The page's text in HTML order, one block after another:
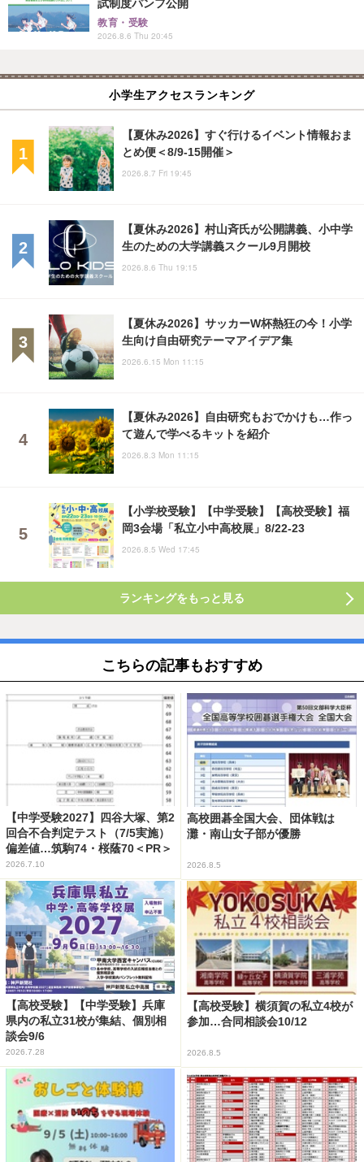
試制度パンフ公開
教育・受験
2026.8.6 Thu 20:45
小学生アクセスランキング
【夏休み2026】すぐ行けるイベント情報おま
とめ便＜8/9-15開催＞
2026.8.7 Fri 19:45
【夏休み2026】村山斉氏が公開講義、小中学
生のための大学講義スクール9月開校
2026.8.6 Thu 19:15
【夏休み2026】サッカーW杯熱狂の今！小学
生向け自由研究テーマアイデア集
2026.6.15 Mon 11:15
【夏休み2026】自由研究もおでかけも…作っ
て遊んで学べるキットを紹介
2026.8.3 Mon 11:15
【小学校受験】【中学受験】【高校受験】福
岡3会場「私立小中高校展」8/22-23
2026.8.5 Wed 17:45
ランキングをもっと見る
こちらの記事もおすすめ
【中学受験2027】四谷大塚、第2
回合不合判定テスト（7/5実施）
偏差値…筑駒74・桜蔭70＜PR＞
2026.7.10
高校囲碁全国大会、団体戦は
灘・南山女子部が優勝
2026.8.5
【高校受験】【中学受験】兵庫
県内の私立31校が集結、個別相
談会9/6
2026.7.28
【高校受験】横須賀の私立4校が
参加…合同相談会10/12
2026.8.5